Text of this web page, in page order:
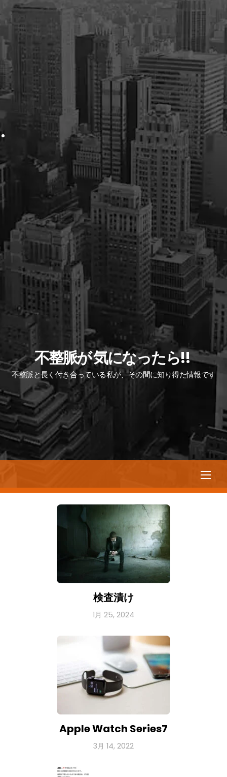
不整脈が 気になったら!!
不整脈と長く付き合っている私が、その間に知り得た情報です
検査漬け
1月 25, 2024
Apple Watch Series7
3月 14, 2022